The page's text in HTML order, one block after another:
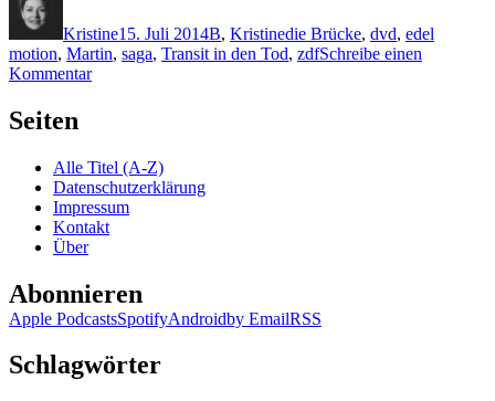
Kristine15. Juli 2014B, Kristinedie Brücke, dvd, edel
motion, Martin, saga, Transit in den Tod, zdfSchreibe einen
Kommentarzu
2
Seiten
Alle Titel (A-Z)
Datenschutzerklärung
Impressum
Kontakt
Über
Abonnieren
Apple PodcastsSpotifyAndroidby EmailRSS
Schlagwörter